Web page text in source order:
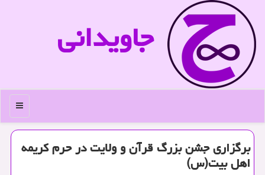
جاویدانی
منو
برگزاری جشن بزرگ قرآن و ولایت در حرم كریمه
اهل بیت(س)